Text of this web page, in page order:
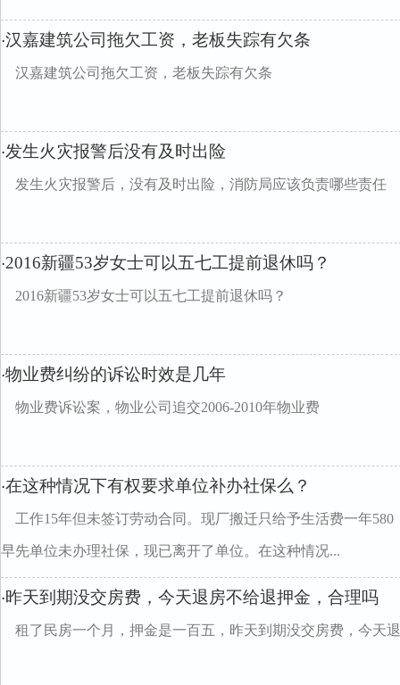
·汉嘉建筑公司拖欠工资，老板失踪有欠条
汉嘉建筑公司拖欠工资，老板失踪有欠条
·发生火灾报警后没有及时出险
发生火灾报警后，没有及时出险，消防局应该负责哪些责任
·2016新疆53岁女士可以五七工提前退休吗？
2016新疆53岁女士可以五七工提前退休吗？
·物业费纠纷的诉讼时效是几年
物业费诉讼案，物业公司追交2006-2010年物业费
·在这种情况下有权要求单位补办社保么？
工作15年但未签订劳动合同。现厂搬迁只给予生活费一年
早先单位未办理社保，现已离开了单位。在这种情况...
·昨天到期没交房费，今天退房不给退押金，合理吗
租了民房一个月，押金是一百五，昨天到期没交房费，今天